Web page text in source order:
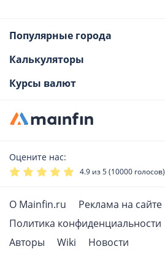
Популярные города
Калькуляторы
Курсы валют
Оцените нас:
4.9 из 5 (10000 голосов)
О Mainfin.ru Реклама на сайте
Политика конфиденциальности
Авторы
Wiki Новости